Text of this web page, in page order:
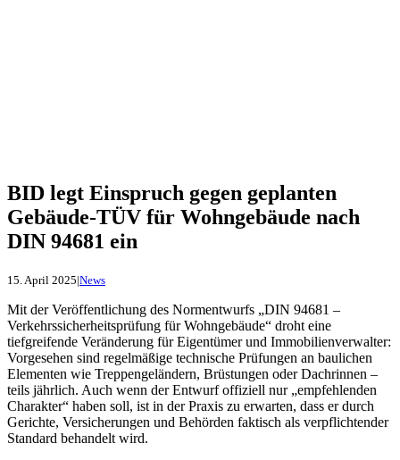
BID legt Einspruch gegen geplanten
Gebäude-TÜV für Wohngebäude nach
DIN 94681 ein
15. April 2025|News
Mit der Veröffentlichung des Normentwurfs „DIN 94681 –
Verkehrssicherheitsprüfung für Wohngebäude“ droht eine
tiefgreifende Veränderung für Eigentümer und Immobilienverwalter:
Vorgesehen sind regelmäßige technische Prüfungen an baulichen
Elementen wie Treppengeländern, Brüstungen oder Dachrinnen –
teils jährlich. Auch wenn der Entwurf offiziell nur „empfehlenden
Charakter“ haben soll, ist in der Praxis zu erwarten, dass er durch
Gerichte, Versicherungen und Behörden faktisch als verpflichtender
Standard behandelt wird.